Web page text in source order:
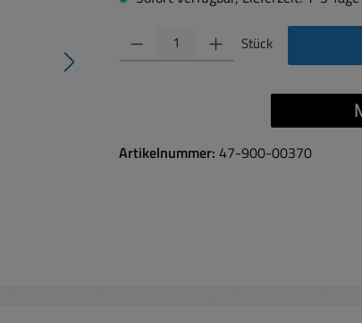
Produkt Anzahl: Gib den gewünschten Wert
Stück
Artikelnummer: 47-900-00370